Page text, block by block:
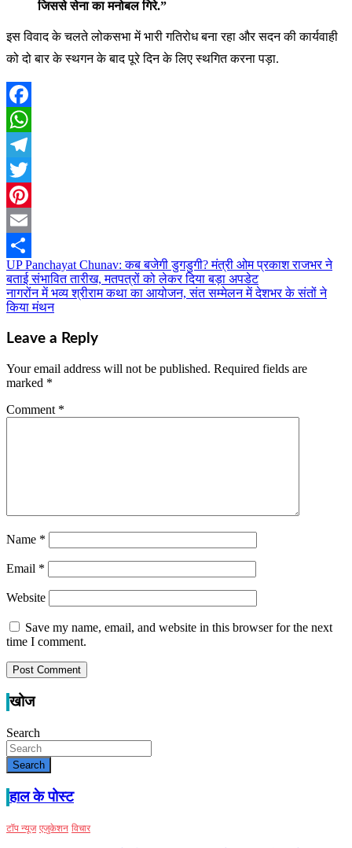
जिससे सेना का मनोबल गिरे.”
इस विवाद के चलते लोकसभा में भारी गतिरोध बना रहा और सदन की कार्यवाही
को दो बार के स्थगन के बाद पूरे दिन के लिए स्थगित करना पड़ा.
Facebook
WhatsApp
Telegram
Twitter
Pinterest
Email
Share
Post
navigation
UP Panchayat Chunav: कब बजेगी डुगडुगी? मंत्री ओम प्रकाश राजभर ने
बताई संभावित तारीख, मतपत्रों को लेकर दिया बड़ा अपडेट
नागरोंन में भव्य श्रीराम कथा का आयोजन, संत सम्मेलन में देशभर के संतों ने
किया मंथन
Leave a Reply
Your email address will not be published. Required fields are
marked *
Comment *
Name *
Email *
Website
Save my name, email, and website in this browser for the next
time I comment.
खोज
Search
Search
हाल के पोस्ट
टॉप न्यूज एजुकेशन विचार